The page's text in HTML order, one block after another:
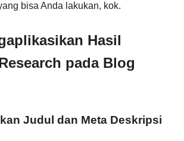
bisa Anda lakukan, kok.
Hasil
pada Blog
Judul dan Meta Deskripsi